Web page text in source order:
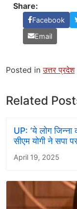
Share:
Facebook
Email
Posted inउत्तर प्रदेश
Related
UP: ‘ये लोग
सीएम योगी ने सपा
April 19, 2025